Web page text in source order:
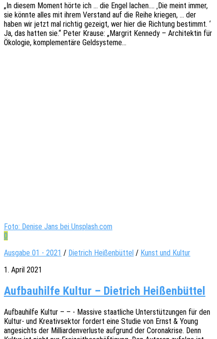
„In diesem Moment hörte ich … die Engel lachen…. ‚Die meint immer,
sie könnte alles mit ihrem Verstand auf die Reihe krie­gen, … der
haben wir jetzt mal rich­tig gezeigt, wer hier die Rich­tung bestimmt. ‘
Ja, das hatten sie.“ Peter Krause: „Margrit Kenne­dy – Archi­tek­tin für
Ökolo­gie, komple­men­tä­re Geldsysteme…
Foto: Denise Jans bei Unsplash.com
0
Ausgabe 01 - 2021 / Dietrich Heißenbüttel / Kunst und Kultur
1. April 2021
Aufbauhilfe Kultur – Dietrich Heißenbüttel
Aufbau­hil­fe Kultur – – - Massi­ve staat­li­che Unter­stüt­zun­gen für den
Kultur- und Krea­tiv­sek­tor fordert eine Studie von Ernst & Young
ange­sichts der Milli­ar­den­ver­lus­te aufgrund der Coro­na­kri­se. Denn